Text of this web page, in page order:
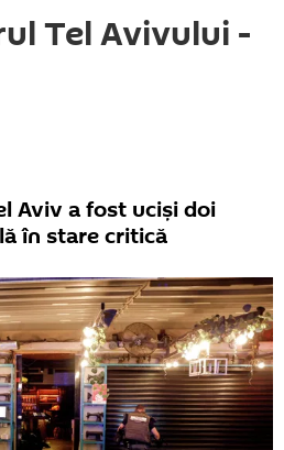
Tel Avivului -
Aviv a fost uciși doi
în stare critică